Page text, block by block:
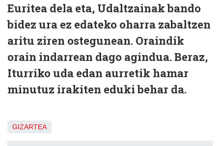
Euritea dela eta, Udaltzainak bando
bidez ura ez edateko oharra zabaltzen
aritu ziren ostegunean. Oraindik
orain indarrean dago agindua. Beraz,
Iturriko uda edan aurretik hamar
minutuz irakiten eduki behar da.
GIZARTEA